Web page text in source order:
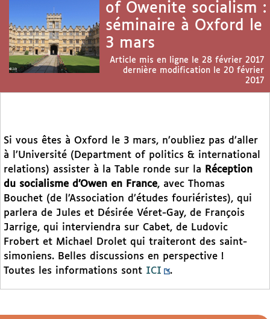
of Owenite socialism :
séminaire à Oxford le
3 mars
Article mis en ligne le 28 février 2017
dernière modification le 20 février
2017
Si vous êtes à Oxford le 3 mars, n’oubliez pas d’aller
à l’Université (Department of politics & international
relations) assister à la Table ronde sur la
Réception
du socialisme d’Owen en France, avec Thomas
Bouchet (de l’Association d’études fouriéristes), qui
parlera de Jules et Désirée Véret-Gay, de François
Jarrige, qui interviendra sur Cabet, de Ludovic
Frobert et Michael Drolet qui traiteront des saint-
simoniens. Belles discussions en perspective !
Toutes les informations sont ICI .